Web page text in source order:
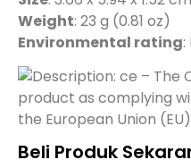
Weight: 23 g (0.81 oz)
Environmental rating:
– The
product as complying
the European Union (EU)
Beli Produk